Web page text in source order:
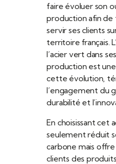
faire évoluer son
production afin de
servir ses clients
territoire français.
l’acier vert dans
production est
cette évolution,
l’engagement du
durabilité et
En choisissant cet
seulement réduit
carbone mais
clients des